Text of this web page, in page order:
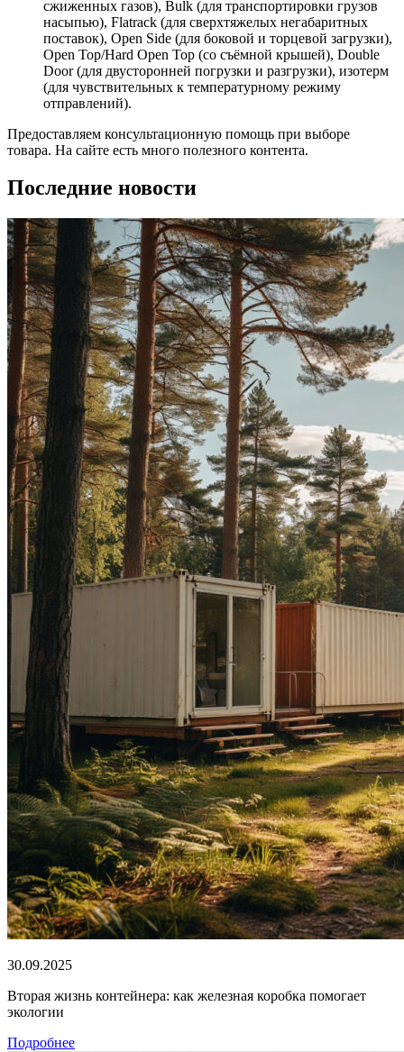
сжиженных газов), Bulk (для транспортировки грузов
насыпью), Flatrack (для сверхтяжелых негабаритных
поставок), Open Side (для боковой и торцевой загрузки),
Open Top/Hard Open Top (со съёмной крышей), Double
Door (для двусторонней погрузки и разгрузки), изотерм
(для чувствительных к температурному режиму
отправлений).
Предоставляем консультационную помощь при выборе
товара. На сайте есть много полезного контента.
Последние новости
30.09.2025
Вторая жизнь контейнера: как железная коробка помогает
экологии
Подробнее